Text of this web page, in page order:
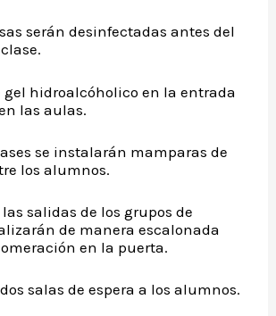
serán desinfectadas antes del
gel hidroalcóholico en la entrada
las aulas.
se instalarán mamparas de
los alumnos.
salidas de los grupos de
de manera escalonada
en la puerta.
salas de espera a los alumnos.